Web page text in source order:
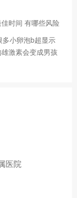
时间 有哪些风险
小卵泡b超显示
激素会变成男孩
医院